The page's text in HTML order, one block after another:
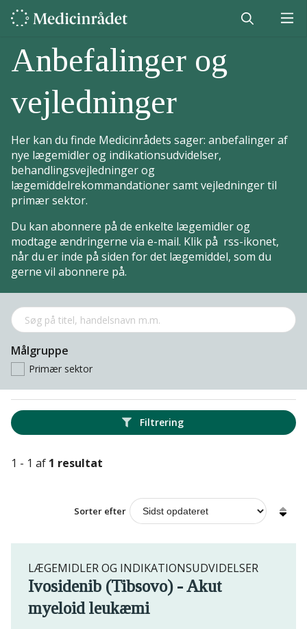
Anbefalinger og
vejledninger
Her kan du finde Medicinrådets sager: anbefalinger af
nye lægemidler og indikationsudvidelser,
behandlingsvejledninger og
lægemiddelrekommandationer samt vejledninger til
primær sektor.
Du kan abonnere på de enkelte lægemidler og
modtage ændringerne via e-mail. Klik på rss-ikonet,
når du er inde på siden for det lægemiddel, som du
gerne vil abonnere på.
Målgruppe
Primær sektor
Filtrering
1 - 1 af 1 resultat
Sorter efter
LÆGEMIDLER OG INDIKATIONSUDVIDELSER
Ivosidenib (Tibsovo) - Akut
myeloid leukæmi